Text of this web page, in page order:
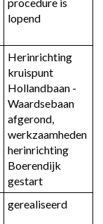
lopend
Herinrichting
kruispunt
Hollandbaan -
Waardsebaan
afgerond,
werkzaamheden
herinrichting
Boerendijk
gestart
gerealiseerd